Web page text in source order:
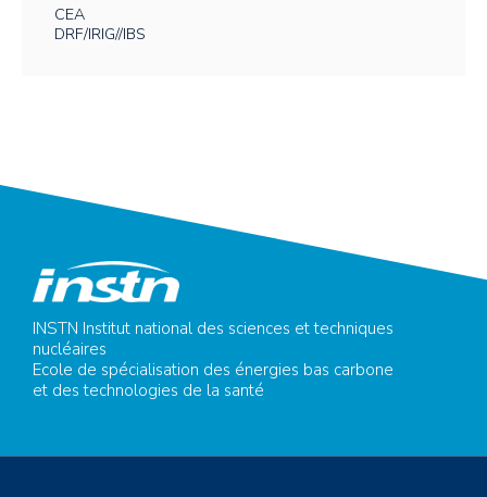
CEA
DRF/IRIG//IBS
INSTN Institut national des sciences et techniques
nucléaires
Ecole de spécialisation des énergies bas carbone
et des technologies de la santé